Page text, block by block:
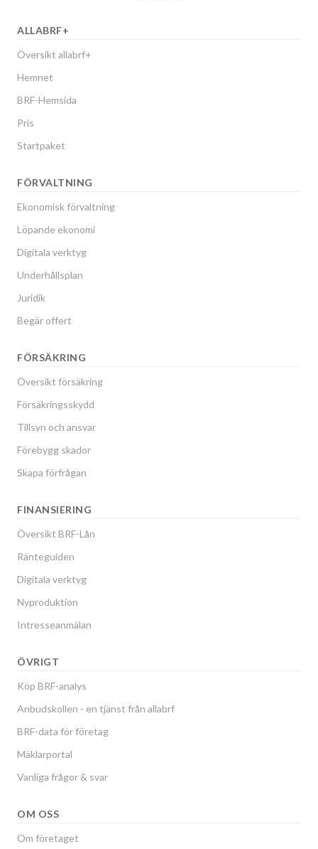
ALLABRF+
Översikt allabrf+
Hemnet
BRF-Hemsida
Pris
Startpaket
FÖRVALTNING
Ekonomisk förvaltning
Löpande ekonomi
Digitala verktyg
Underhållsplan
Juridik
Begär offert
FÖRSÄKRING
Översikt försäkring
Försäkringsskydd
Tillsyn och ansvar
Förebygg skador
Skapa förfrågan
FINANSIERING
Översikt BRF-Lån
Ränteguiden
Digitala verktyg
Nyproduktion
Intresseanmälan
ÖVRIGT
Köp BRF-analys
Anbudskollen - en tjänst från allabrf
BRF-data för företag
Mäklarportal
Vanliga frågor & svar
OM OSS
Om företaget